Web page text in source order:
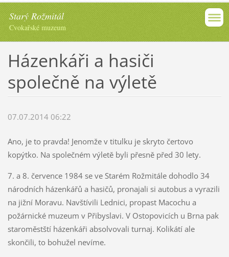
Starý Rožmitál
Cvokařské muzeum
Házenkáři a hasiči
společně na výletě
07.07.2014 06:22
Ano, je to pravda! Jenomže v titulku je skryto čertovo
kopýtko. Na společném výletě byli přesně před 30 lety.
7. a 8. července 1984 se ve Starém Rožmitále dohodlo 34
národních házenkářů a hasičů, pronajali si autobus a vyrazili
na jižní Moravu. Navštívili Lednici, propast Macochu a
požárnické muzeum v Přibyslavi. V Ostopovicích u Brna pak
staroměstští házenkáři absolvovali turnaj. Kolikátí ale
skončili, to bohužel nevíme.